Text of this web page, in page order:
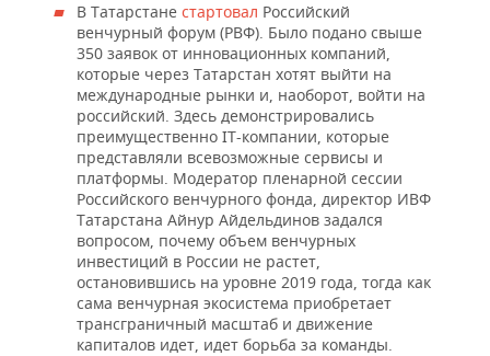
В Татарстане стартовал Российский
венчурный форум (РВФ). Было подано свыше
350 заявок от инновационных компаний,
которые через Татарстан хотят выйти на
международные рынки и, наоборот, войти на
российский. Здесь демонстрировались
преимущественно IT-компании, которые
представляли всевозможные сервисы и
платформы. Модератор пленарной сессии
Российского венчурного фонда, директор ИВФ
Татарстана Айнур Айдельдинов задался
вопросом, почему объем венчурных
инвестиций в России не растет,
остановившись на уровне 2019 года, тогда как
сама венчурная экосистема приобретает
трансграничный масштаб и движение
капиталов идет, идет борьба за команды.